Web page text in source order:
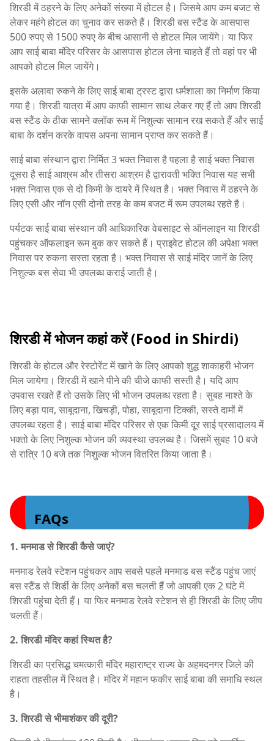
शिरडी में ठहरने के लिए अनेकों संख्या में होटल है। जिसमे आप कम बजट से
लेकर महंगे होटल का चुनाव कर सकते हैं। शिरडी बस स्टैंड के आसपास
500 रुपए से 1500 रुपए के बीच आसानी से होटल मिल जायेंगे। या फिर
आप साई बाबा मंदिर परिसर के आसपास होटल लेना चाहते हैं तो वहां पर भी
आपको होटल मिल जायेंगे।
इसके अलावा रुकने के लिए साई बाबा ट्रस्ट द्वारा धर्मशाला का निर्माण किया
गया है। शिरडी यात्रा में आप काफी सामान साथ लेकर गए हैं तो आप शिरडी
बस स्टैंड के ठीक सामने क्लॉक रूम में निशुल्क सामान रख सकते हैं और साई
बाबा के दर्शन करके वापस अपना सामान प्राप्त कर सकते हैं।
साई बाबा संस्थान द्वारा निर्मित 3 भक्त निवास है पहला है साई भक्त निवास
दूसरा है साई आश्रम और तीसरा आश्रम है द्वारावती भक्ति निवास यह सभी
भक्त निवास एक से दो किमी के दायरे में स्थित है। भक्त निवास में ठहरने के
लिए एसी और नॉन एसी दोनो तरह के कम बजट में रूम उपलब्ध रहते है।
पर्यटक साई बाबा संस्थान की आधिकारिक वेबसाइट से ऑनलाइन या शिरडी
पहुंचकर ऑफलाइन रूम बुक कर सकते हैं। प्राइवेट होटल की अपेक्षा भक्त
निवास पर रुकना सस्ता रहता है। भक्त निवास से साई मंदिर जानें के लिए
निशुल्क बस सेवा भी उपलब्ध कराई जाती है।
शिरडी में भोजन कहां करें (Food in Shirdi)
शिरडी के होटल और रेस्टोरेंट में खाने के लिए आपको शुद्ध शाकाहरी भोजन
मिल जायेगा। शिरडी में खाने पीने की चीजे काफी सस्ती है। यदि आप
उपवास रखते हैं तो उसके लिए भी भोजन उपलब्ध रहता है। सुबह नाश्ते के
लिए बड़ा पाव, साबूदाना, खिचड़ी, पोहा, साबूदाना टिक्की, सस्ते दामों में
उपलब्ध रहता है। साई बाबा मंदिर परिसर से एक किमी दूर साई प्रसादालय में
भक्तो के लिए निशुल्क भोजन की व्यवस्था उपलब्ध है। जिसमें सुबह 10 बजे
से रात्रि 10 बजे तक निशुल्क भोजन वितरित किया जाता है।
FAQs
1. मनमाड से शिरडी कैसे जाएं?
मनमाड रेलवे स्टेशन पहुंचकर आप सबसे पहले मनमाड बस स्टैंड पहुंच जाएं
बस स्टैंड से शिर्डी के लिए अनेकों बस चलती हैं जो आपकी एक 2 घंटे में
शिरडी पहुंचा देती हैं। या फिर मनमाड रेलवे स्टेशन से ही शिरडी के लिए जीप
चलती हैं।
2. शिरडी मंदिर कहां स्थित है?
शिरडी का प्रसिद्ध चमत्कारी मंदिर महाराष्ट्र राज्य के अहमदनगर जिले की
राहता तहसील में स्थित है। मंदिर में महान फकीर साई बाबा की समाधि स्थल
है।
3. शिरडी से भीमाशंकर की दूरी?